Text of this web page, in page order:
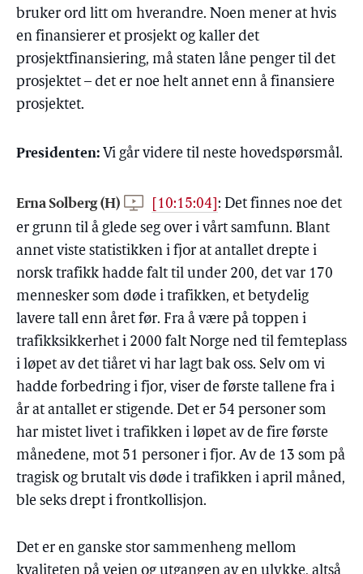
bruker ord litt om hverandre. Noen mener at hvis
en finansierer et prosjekt og kaller det
prosjektfinansiering, må staten låne penger til det
prosjektet – det er noe helt annet enn å finansiere
prosjektet.
Presidenten: Vi går videre til neste hovedspørsmål.
Erna Solberg (H) [10:15:04] : Det finnes noe det
er grunn til å glede seg over i vårt samfunn. Blant
annet viste statistikken i fjor at antallet drepte i
norsk trafikk hadde falt til under 200, det var 170
mennesker som døde i trafikken, et betydelig
lavere tall enn året før. Fra å være på toppen i
trafikksikkerhet i 2000 falt Norge ned til femteplass
i løpet av det tiåret vi har lagt bak oss. Selv om vi
hadde forbedring i fjor, viser de første tallene fra i
år at antallet er stigende. Det er 54 personer som
har mistet livet i trafikken i løpet av de fire første
månedene, mot 51 personer i fjor. Av de 13 som på
tragisk og brutalt vis døde i trafikken i april måned,
ble seks drept i frontkollisjon.
Det er en ganske stor sammenheng mellom